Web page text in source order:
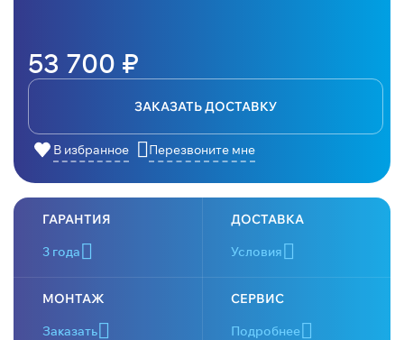
53 700 ₽
ЗАКАЗАТЬ ДОСТАВКУ
В избранное Перезвоните мне
ГАРАНТИЯ
3 года
ДОСТАВКА
Условия
МОНТАЖ
Заказать
СЕРВИС
Подробнее